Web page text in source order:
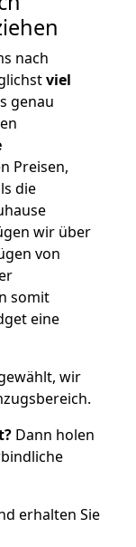
nach
viel
genau
Preisen,
die
wir über
von
somit
eine
wir
Dann holen
erhalten Sie